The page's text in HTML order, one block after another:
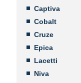
Captiva
Cobalt
Cruze
Epica
Lacetti
Niva